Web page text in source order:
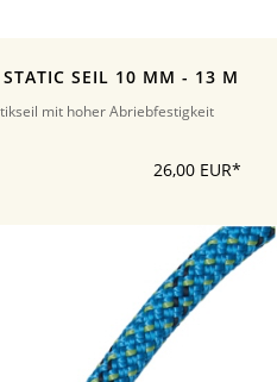
STATIC SEIL 10 MM - 13 M
mit hoher Abriebfestigkeit
26,00 EUR*